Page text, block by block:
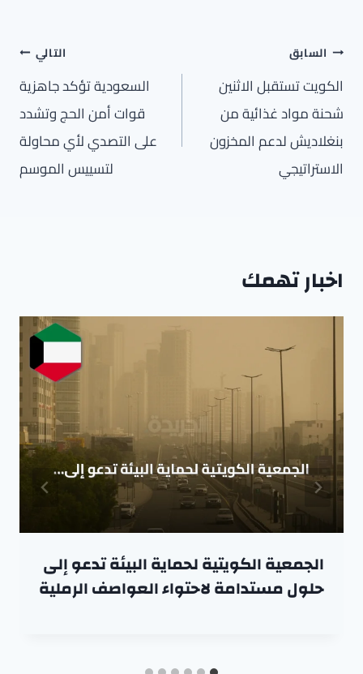
تصفّح
المقالات
السابق
الكويت تستقبل الاثنين
شحنة مواد غذائية من
بنغلاديش لدعم المخزون
الاستراتيجي
التالي
السعودية تؤكد جاهزية
قوات أمن الحج وتشدد
على التصدي لأي محاولة
لتسييس الموسم
اخبار تهمك
الجمعية الكويتية لحماية البيئة تدعو إلى
حلول مستدامة لاحتواء العواصف الرملية